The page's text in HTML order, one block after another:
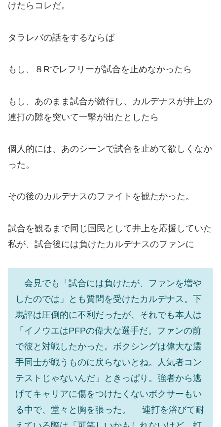
けたらコレだ。
タラレバの話をするならば
もし、８Rでレフリーが試合を止めなかったら
もし、あのまま試合が続行し、カルデナスが井上の
連打の隙を突いて一撃が出たとしたら
個人的には、あのシーンで試合を止めて欲しくなか
った。
その後のカルデナスのファイトを観たかった。
試合を観るまで同じ国民として井上を応援していた
私が、試合後には負けたカルデナスのファンに
会見でも「試合には負けたが、ファンを増や
したのでは」とも質問を受けたカルデナス。下
馬評は圧倒的に不利だったが、それでも本人は
「イノウエはPFPの偉大な選手だ。ファンの前
で彼と対戦したかった。ボクシングは偉大な選
手同士が戦うものに戻らないとね。人気者コン
テストじゃないんだ」ときっぱり。強者から逃
げてキャリアに傷をつけたくないボクサーもい
る中で、堂々と胸を張った。 連打を浴びて耐